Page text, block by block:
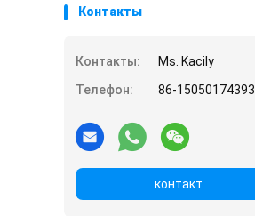
Контакты
Контакты:
Ms. Kacily
Телефон:
86-15050174393
контакт